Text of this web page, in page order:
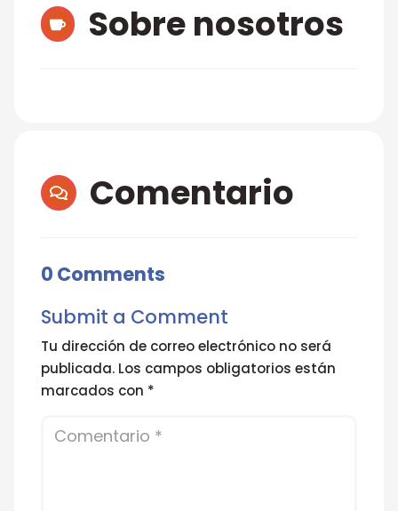
 Sobre nosotros
 Comentario
0 Comments
Submit a Comment
Tu dirección de correo electrónico no será
publicada. Los campos obligatorios están
marcados con *